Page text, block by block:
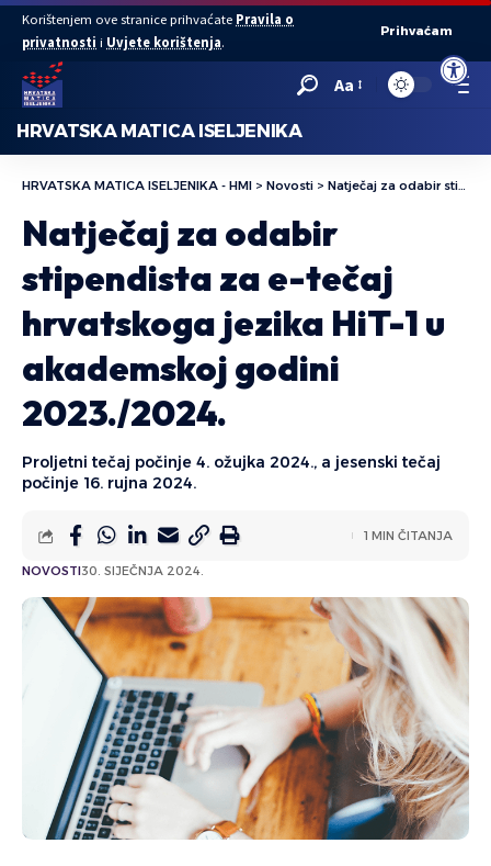
Open
Korištenjem ove stranice prihvaćate Pravila o
privatnosti i Uvjete korištenja.
Prihvaćam
Aa
HRVATSKA MATICA ISELJENIKA
HRVATSKA MATICA ISELJENIKA - HMI > Novosti > Natječaj za odabir stipendista za e-tečaj hrvatskoga jezika HiT-1 u akademskoj godini 2023./2024.
Natječaj za odabir
stipendista za e-tečaj
hrvatskoga jezika HiT-1 u
akademskoj godini
2023./2024.
Proljetni tečaj počinje 4. ožujka 2024., a jesenski tečaj
počinje 16. rujna 2024.
NOVOSTI30. SIJEČNJA 2024.
1 MIN ČITANJA